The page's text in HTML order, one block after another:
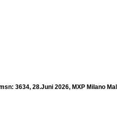
3634, 28.Juni 2026, MXP Milano